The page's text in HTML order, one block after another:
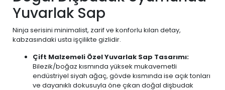
Yuvarlak Sap
Ninja serisini minimalist, zarif ve konforlu kılan detay,
kabzasındaki usta işçilikte gizlidir.
Çift Malzemeli Özel Yuvarlak Sap Tasarımı:
Bilezik/boğaz kısmında yüksek mukavemetli
endüstriyel siyah ağaç, gövde kısmında ise açık tonları
ve dayanıklı dokusuyla öne çıkan doğal dişbudak